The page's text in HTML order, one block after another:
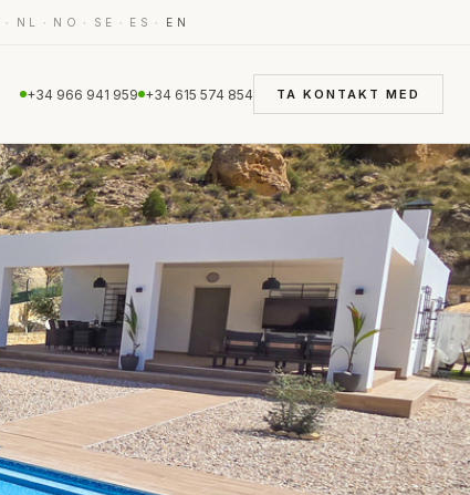
· NL · NO · SE · ES · EN
+34 966 941 959 +34 615 574 854 TA KONTAKT MED